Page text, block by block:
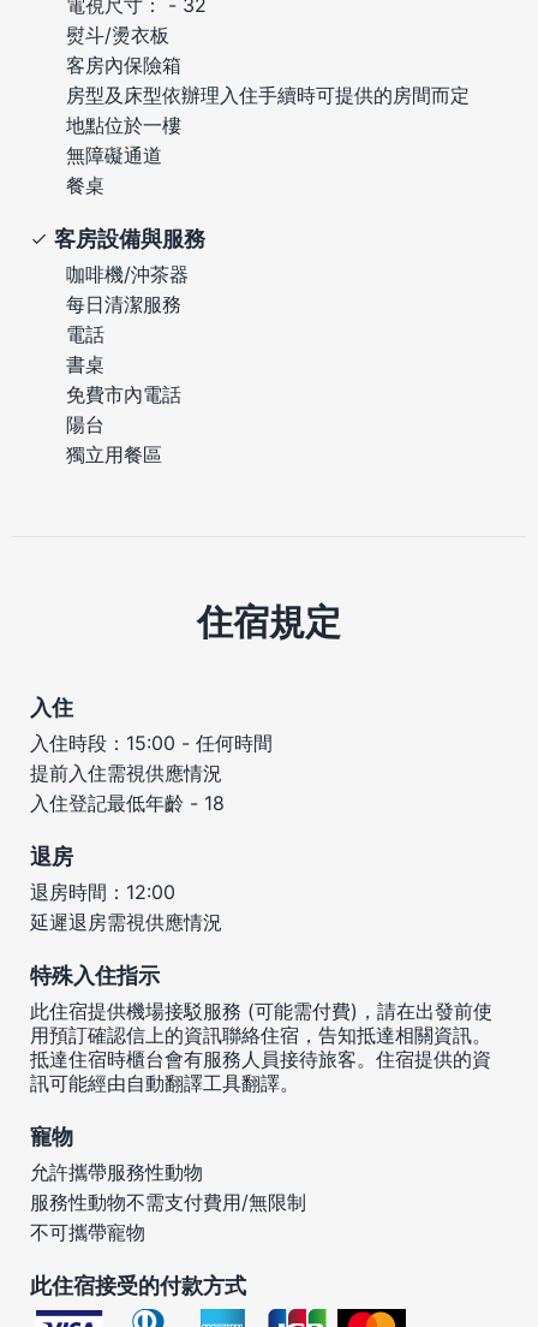
熨斗/燙衣板
客房內保險箱
房型及床型依辦理入住手續時可提供的房間而定
地點位於一樓
無障礙通道
餐桌
客房設備與服務
咖啡機/沖茶器
每日清潔服務
電話
書桌
免費市內電話
陽台
獨立用餐區
住宿規定
入住
入住時段：15:00 - 任何時間
提前入住需視供應情況
入住登記最低年齡 - 18
退房
退房時間：12:00
延遲退房需視供應情況
特殊入住指示
此住宿提供機場接駁服務 (可能需付費)，請在出發前使
用預訂確認信上的資訊聯絡住宿，告知抵達相關資訊。
抵達住宿時櫃台會有服務人員接待旅客。住宿提供的資
訊可能經由自動翻譯工具翻譯。
寵物
允許攜帶服務性動物
服務性動物不需支付費用/無限制
不可攜帶寵物
此住宿接受的付款方式